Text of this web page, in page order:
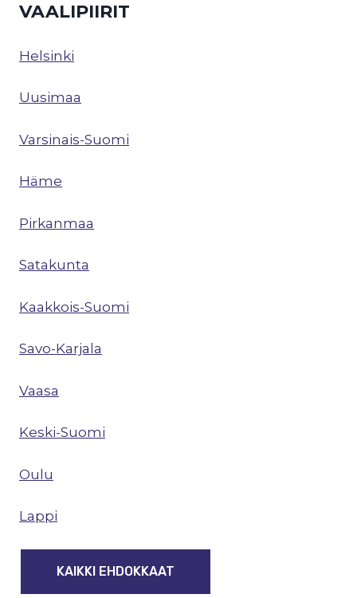
VAALIPIIRIT
Helsinki
Uusimaa
Varsinais-Suomi
Häme
Pirkanmaa
Satakunta
Kaakkois-Suomi
Savo-Karjala
Vaasa
Keski-Suomi
Oulu
Lappi
KAIKKI EHDOKKAAT